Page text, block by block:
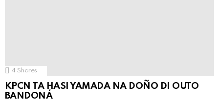
4 Shares
KPCN TA HASI YAMADA NA DOÑO DI OUTO
BANDONÁ